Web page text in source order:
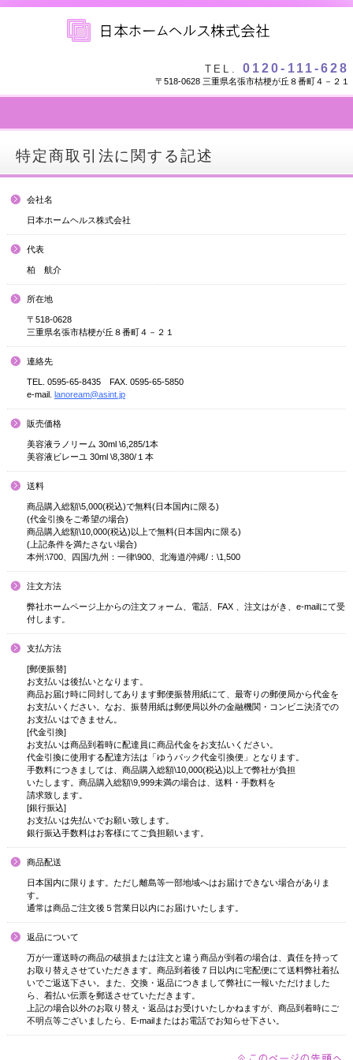
TEL. 0120-111-628
〒518-0628 三重県名張市桔梗が丘８番町４－２１
特定商取引法に関する記述
会社名
日本ホームヘルス株式会社
代表
柏 航介
所在地
〒518-0628
三重県名張市桔梗が丘８番町４－２１
連絡先
TEL. 0595-65-8435 FAX. 0595-65-5850
e-mail. lanoream@asint.jp
販売価格
美容液ラノリーム 30ml \6,285/1本
美容液ビレーユ 30ml \8,380/１本
送料
商品購入総額\5,000(税込)で無料(日本国内に限る)
(代金引換をご希望の場合)
商品購入総額\10,000(税込)以上で無料(日本国内に限る)
(上記条件を満たさない場合)
本州:\700、四国/九州：一律\900、北海道/沖縄/：\1,500
注文方法
弊社ホームページ上からの注文フォーム、電話、FAX 、注文はがき、e-mailにて受
付します。
支払方法
[郵便振替]
お支払いは後払いとなります。
商品お届け時に同封してあります郵便振替用紙にて、最寄りの郵便局から代金を
お支払いください。なお、振替用紙は郵便局以外の金融機関・コンビニ決済での
お支払いはできません。
[代金引換]
お支払いは商品到着時に配達員に商品代金をお支払いください。
代金引換に使用する配達方法は「ゆうパック代金引換便」となります。
手数料につきましては、商品購入総額\10,000(税込)以上で弊社が負担
いたします。商品購入総額\9,999未満の場合は、送料・手数料を
請求致します。
[銀行振込]
お支払いは先払いでお願い致します。
銀行振込手数料はお客様にてご負担願います。
商品配送
日本国内に限ります。ただし離島等一部地域へはお届けできない場合がありま
す。
通常は商品ご注文後５営業日以内にお届けいたします。
返品について
万が一運送時の商品の破損または注文と違う商品が到着の場合は、責任を持って
お取り替えさせていただきます。商品到着後７日以内に宅配便にて送料弊社着払
いでご返送下さい。また、交換・返品につきまして弊社に一報いただけました
ら、着払い伝票を郵送させていただきます。
上記の場合以外のお取り替え・返品はお受けいたしかねますが、商品到着時にご
不明点等ございましたら、E-mailまたはお電話でお知らせ下さい。